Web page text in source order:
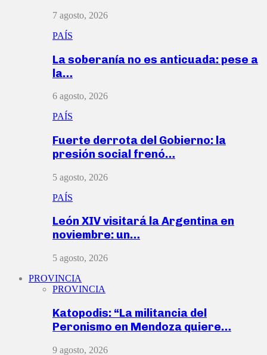
7 agosto, 2026
PAÍS
La soberanía no es anticuada: pese a
la…
6 agosto, 2026
PAÍS
Fuerte derrota del Gobierno: la
presión social frenó…
5 agosto, 2026
PAÍS
León XIV visitará la Argentina en
noviembre: un…
5 agosto, 2026
PROVINCIA
PROVINCIA
Katopodis: “La militancia del
Peronismo en Mendoza quiere…
9 agosto, 2026